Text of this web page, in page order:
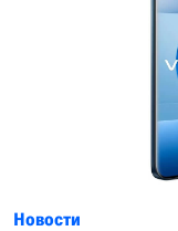
Новости